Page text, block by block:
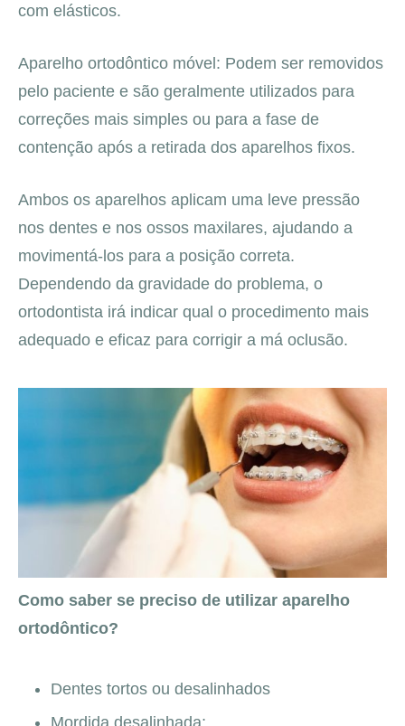
com elásticos.
Aparelho ortodôntico móvel: Podem ser removidos
pelo paciente e são geralmente utilizados para
correções mais simples ou para a fase de
contenção após a retirada dos aparelhos fixos.
Ambos os aparelhos aplicam uma leve pressão
nos dentes e nos ossos maxilares, ajudando a
movimentá-los para a posição correta.
Dependendo da gravidade do problema, o
ortodontista irá indicar qual o procedimento mais
adequado e eficaz para corrigir a má oclusão.
Como saber se preciso de utilizar aparelho
ortodôntico?
Dentes tortos ou desalinhados